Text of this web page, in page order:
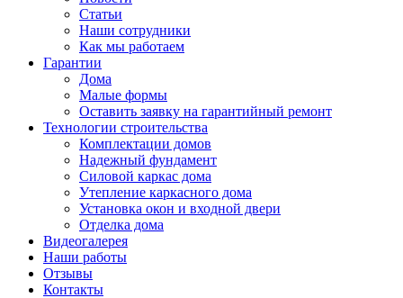
Статьи
Наши сотрудники
Как мы работаем
Гарантии
Дома
Малые формы
Оставить заявку на гарантийный ремонт
Технологии строительства
Комплектации домов
Надежный фундамент
Силовой каркас дома
Утепление каркасного дома
Установка окон и входной двери
Отделка дома
Видеогалерея
Наши работы
Отзывы
Контакты